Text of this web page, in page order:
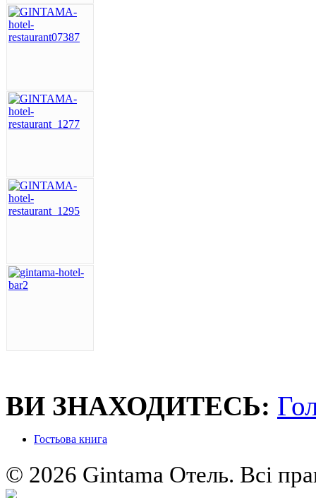
ВИ ЗНАХОДИТEСЬ:
Гостьова книга
© 2026 Gintama Отель. Всі